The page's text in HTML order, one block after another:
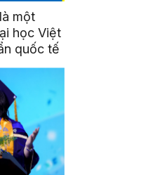
một
học Việt
quốc tế